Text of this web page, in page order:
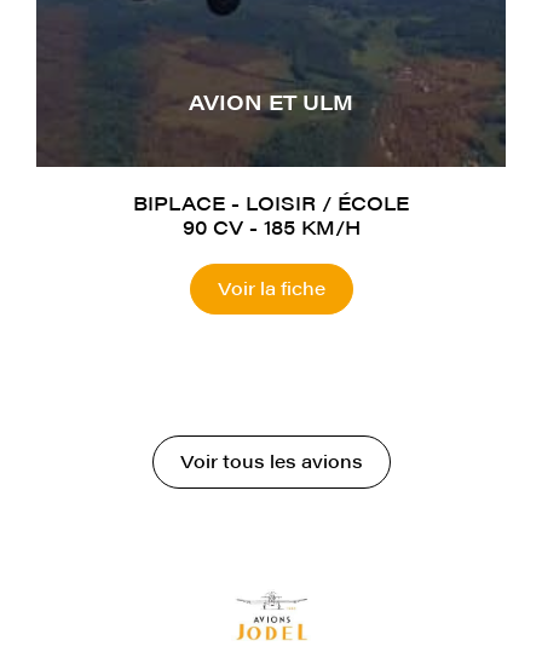
AVION ET ULM
BIPLACE - LOISIR / ÉCOLE
90 CV - 185 KM/H
Voir la fiche
Voir tous les avions